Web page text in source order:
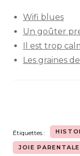
Wifi blues
Un goûter
Il est trop
Les graines
Étiquettes :
JOIE PARENTALE